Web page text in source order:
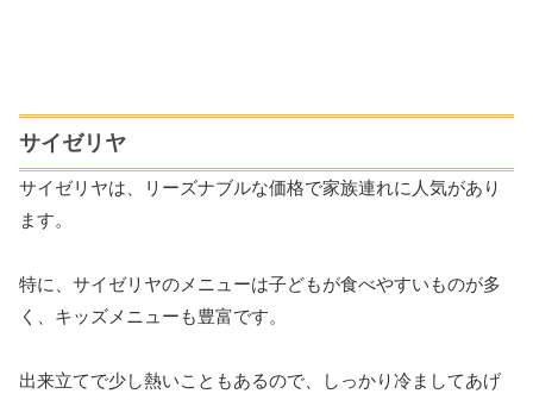
サイゼリヤ
サイゼリヤは、リーズナブルな価格で家族連れに人気があり
ます。
特に、サイゼリヤのメニューは子どもが食べやすいものが多
く、キッズメニューも豊富です。
出来立てで少し熱いこともあるので、しっかり冷ましてあげ